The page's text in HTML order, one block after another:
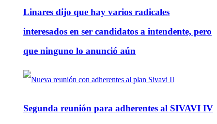
Linares dijo que hay varios radicales
interesados en ser candidatos a intendente, pero
que ninguno lo anunció aún
Segunda reunión para adherentes al SIVAVI IV